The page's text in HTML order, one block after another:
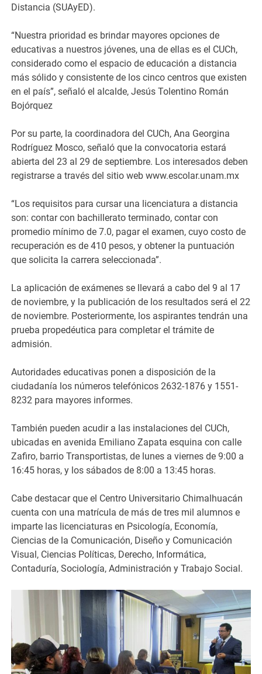
Distancia (SUAyED).
“Nuestra prioridad es brindar mayores opciones de
educativas a nuestros jóvenes, una de ellas es el CUCh,
considerado como el espacio de educación a distancia
más sólido y consistente de los cinco centros que existen
en el país”, señaló el alcalde, Jesús Tolentino Román
Bojórquez
Por su parte, la coordinadora del CUCh, Ana Georgina
Rodríguez Mosco, señaló que la convocatoria estará
abierta del 23 al 29 de septiembre. Los interesados deben
registrarse a través del sitio web www.escolar.unam.mx
“Los requisitos para cursar una licenciatura a distancia
son: contar con bachillerato terminado, contar con
promedio mínimo de 7.0, pagar el examen, cuyo costo de
recuperación es de 410 pesos, y obtener la puntuación
que solicita la carrera seleccionada”.
La aplicación de exámenes se llevará a cabo del 9 al 17
de noviembre, y la publicación de los resultados será el 22
de noviembre. Posteriormente, los aspirantes tendrán una
prueba propedéutica para completar el trámite de
admisión.
Autoridades educativas ponen a disposición de la
ciudadanía los números telefónicos 2632-1876 y 1551-
8232 para mayores informes.
También pueden acudir a las instalaciones del CUCh,
ubicadas en avenida Emiliano Zapata esquina con calle
Zafiro, barrio Transportistas, de lunes a viernes de 9:00 a
16:45 horas, y los sábados de 8:00 a 13:45 horas.
Cabe destacar que el Centro Universitario Chimalhuacán
cuenta con una matrícula de más de tres mil alumnos e
imparte las licenciaturas en Psicología, Economía,
Ciencias de la Comunicación, Diseño y Comunicación
Visual, Ciencias Políticas, Derecho, Informática,
Contaduría, Sociología, Administración y Trabajo Social.